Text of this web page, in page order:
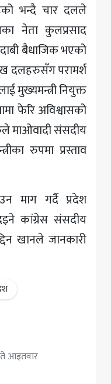
भन्दै चार दलले
नेता कुलप्रसाद
बैधाजिक भएको
दलहरुसँग परामर्श
मुख्यमन्त्री नियुक्त
फेरि अविश्वासको
माओवादी संसदीय
रुपमा प्रस्ताव
माग गर्दै प्रदेश
कांग्रेस संसदीय
खानले जानकारी
आइतवार